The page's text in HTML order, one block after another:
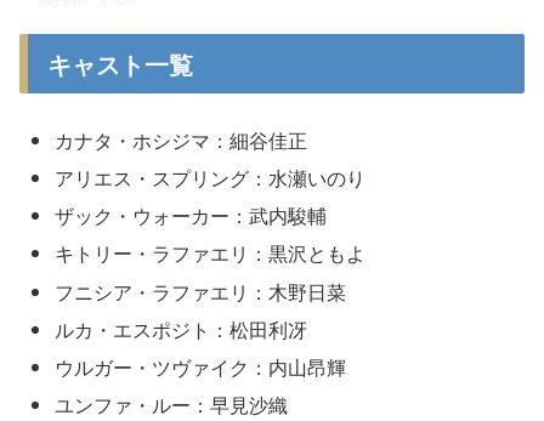
キャスト一覧
カナタ・ホシジマ：細谷佳正
アリエス・スプリング：水瀬いのり
ザック・ウォーカー：武内駿輔
キトリー・ラファエリ：黒沢ともよ
フニシア・ラファエリ：木野日菜
ルカ・エスポジト：松田利冴
ウルガー・ツヴァイク：内山昂輝
ユンファ・ルー：早見沙織